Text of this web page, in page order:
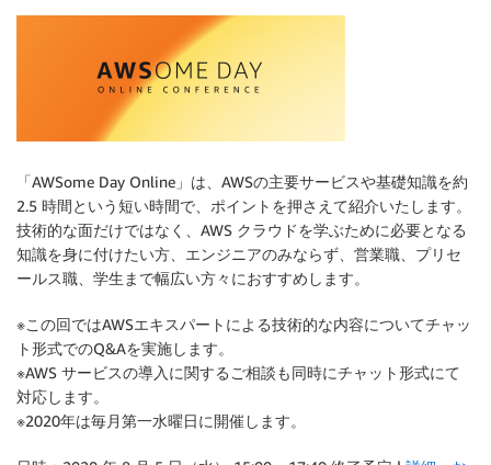
「AWSome Day Online」は、AWSの主要サービスや基礎知識を約
2.5 時間という短い時間で、ポイントを押さえて紹介いたします。
技術的な面だけではなく、AWS クラウドを学ぶために必要となる
知識を身に付けたい方、エンジニアのみならず、営業職、プリセ
ールス職、学生まで幅広い方々におすすめします。
※この回ではAWSエキスパートによる技術的な内容についてチャッ
ト形式でのQ&Aを実施します。
※AWS サービスの導入に関するご相談も同時にチャット形式にて
対応します。
※2020年は毎月第一水曜日に開催します。